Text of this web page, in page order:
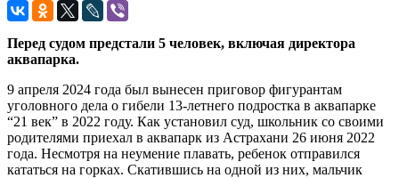
Перед судом предстали 5 человек, включая директора
аквапарка.
9 апреля 2024 года был вынесен приговор фигурантам
уголовного дела о гибели 13-летнего подростка в аквапарке
“21 век” в 2022 году. Как установил суд, школьник со своими
родителями приехал в аквапарк из Астрахани 26 июня 2022
года. Несмотря на неумение плавать, ребенок отправился
кататься на горках. Скатившись на одной из них, мальчик